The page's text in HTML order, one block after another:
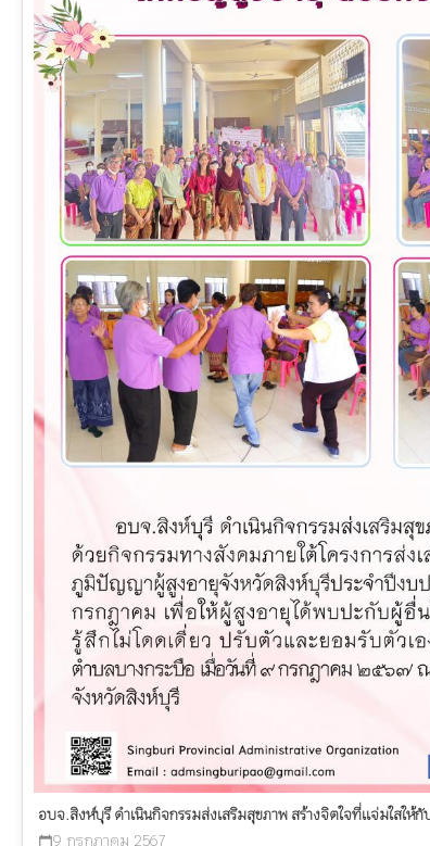
อบจ.สิงห์บุรี ดำเนินกิจกรรมส่งเสริมสุขภาพ สร้างจิตใจที่แจ่มใสใ
calendar_today9 กรกฎาคม 2567